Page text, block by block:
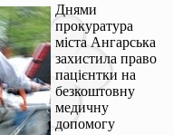
Днями
прокуратура
міста Ангарська
захистила право
пацієнтки на
безкоштовну
медичну
допомогу